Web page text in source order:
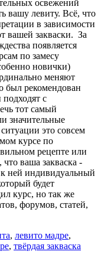
освежений
вашу левиту. Всё, что
в зависимости
вашей закваски. За
появляется
по замесу
новички)
меняют
был рекомендован
с
тот самый
значительные
это совсем
курсе по
рецепте или
ваша закваска -
ней индивидуальный
будет
курс, но так же
форумов, статей,
, левито мадре,
, твёрдая закваска